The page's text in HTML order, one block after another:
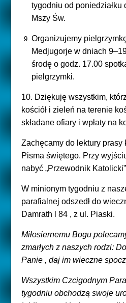
tygodniu od poniedziałku
Mszy Św.
Organizujemy
Medjugorje w dniach
środę o godz. 17.00
pielgrzymki.
10. Dziękuję wszystkim,
kościół i zieleń na terenie
składane ofiary i wpłaty na
Zachęcamy do lektury
Pisma świętego. Przy
nabyć „Przewodnik
W minionym tygodniu z
parafialnej odszedł do
Damrath l 84 , z ul. Piaski.
Miłosiernemu Bogu
zmarłych z naszych rodzi:
Panie , daj im wieczne
Wszystkim Czcigodnym
tygodniu obchodzą swoje